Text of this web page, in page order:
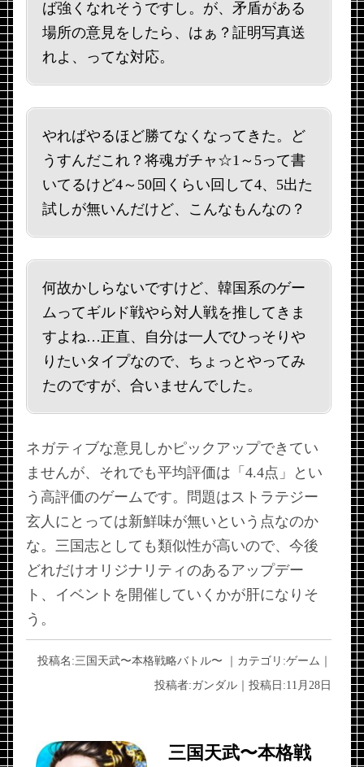
ば強くなれそうですし。が、矛盾がある
場所の意見をしたら、はぁ？証明写真送
れよ、ってな対応。
やればやるほど勝てなくなってきた。ど
うすんだこれ？将魂ガチャ☆1～5って書
いてるけど4～50回くらい回して4、5出た
試しが無いんだけど、こんなもんなの？
何故かしらないですけど、韓国系のゲー
ムってギルド戦やら対人戦を推してきま
すよね…正直、自分は一人でひっそりや
りたいタイプなので、ちょっとやってみ
たのですが、合いませんでした。
ネガティブな意見しかピックアップできてい
ませんが、それでも平均評価は「4.4点」とい
う高評価のゲームです。問題はストラテジー
玄人にとっては新鮮味が無いという点なのか
な。三国志としても類似性が高いので、今後
どれだけオリジナリティのあるアップデー
ト、イベントを開催していくかが肝になりそ
う。
投稿名:三国天武〜本格戦略バトル〜 ｜カテゴリ:ゲーム ｜
投稿者:ガンダル｜投稿日:11月28日
三国天武〜本格戦